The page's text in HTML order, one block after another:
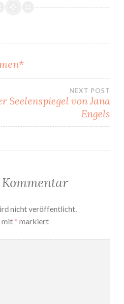
NEXT POST
Seelenspiegel von Jana
Engels
nicht veröffentlicht.
mit* markiert